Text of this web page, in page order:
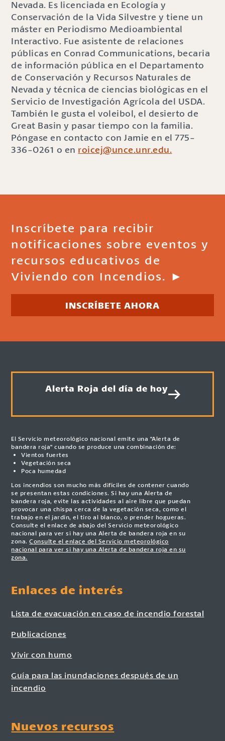
Nevada. Es licenciada en Ecología y
Conservación de la Vida Silvestre y tiene un
máster en Periodismo Medioambiental
Interactivo. Fue asistente de relaciones
públicas en Conrad Communications, becaria
de información pública en el Departamento
de Conservación y Recursos Naturales de
Nevada y técnica de ciencias biológicas en el
Servicio de Investigación Agrícola del USDA.
También le gusta el voleibol, el desierto de
Great Basin y pasar tiempo con la familia.
Póngase en contacto con Jamie en el 775-
336-0261 o en roicej@unce.unr.edu.
Inscríbete para recibir
notificaciones sobre eventos y
recursos educativos de
Viviendo con Incendios. ►
INSCRÍBETE AHORA
Alerta Roja del día de hoy
El Servicio meteorológico nacional emite una "Alerta de
bandera roja" cuando se produce una combinación de:
Vientos fuertes
Vegetación seca
Poca humedad
Los incendios son mucho más difíciles de contener cuando
se presentan estas condiciones. Si hay una Alerta de
bandera roja, evite las actividades al aire libre que puedan
provocar una chispa cerca de la vegetación seca, como el
trabajo en el jardín, el tiro al blanco, o prender hogueras.
Consulte el enlace de abajo del Servicio meteorológico
nacional para ver si hay una Alerta de bandera roja en su
zona.Consulte el enlace del Servicio meteorológico
nacional para ver si hay una Alerta de bandera roja en su
zona.
Enlaces de interés
Lista de evacuación en caso de incendio forestal
Publicaciones
Vivir con humo
Guía para las inundaciones después de un
incendio
Nuevos recursos